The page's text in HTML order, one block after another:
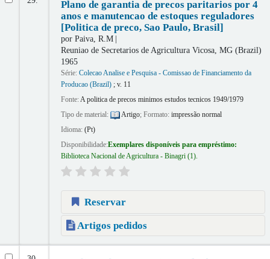
Plano de garantia de precos paritarios por 4
anos e manutencao de estoques reguladores
[Politica de preco, Sao Paulo, Brasil]
por Paiva, R.M
Reuniao de Secretarios de AgriculturaVicosa, MG (Brazil)
1965
Série: Colecao Analise e Pesquisa - Comissao de Financiamento da
Producao (Brazil); v. 11
Fonte:A politica de precos minimos estudos tecnicos 1949/1979
Tipo de material:
Artigo; Formato: impressão normal
Idioma: (Pt)
Disponibilidade:Exemplares disponíveis para empréstimo:
Biblioteca Nacional de Agricultura - Binagri(1).
Reservar
Artigos pedidos